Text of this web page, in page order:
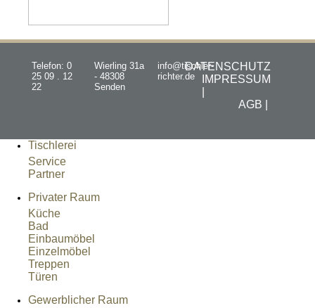
Telefon: 0
25 09 . 12
22
Wierling 31a
- 48308
Senden
info@tischler-
richter.de
DATENSCHUTZ
IMPRESSUM
AGB |
Tischlerei
Service
Partner
Privater Raum
Küche
Bad
Einbaumöbel
Einzelmöbel
Treppen
Türen
Gewerblicher Raum